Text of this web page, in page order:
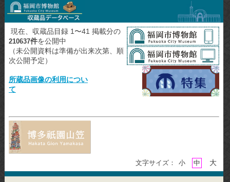
現在、収蔵品目録 1〜41 掲載分の
210637件を公開中
（未公開資料は準備が出来次第、順
次公開予定）
所蔵品画像の利用につい
て
文字サイズ： 小 中 大